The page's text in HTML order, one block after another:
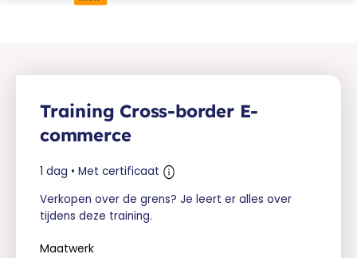
Training Cross-border E-
commerce
1 dag • Met certificaat
Verkopen over de grens? Je leert er alles over
tijdens deze training.
Maatwerk